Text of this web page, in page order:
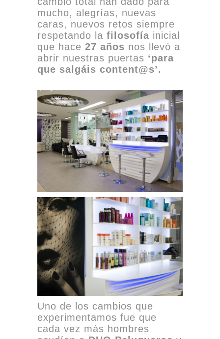
mucho, alegrías, nuevas
caras, nuevos retos siempre
respetando la filosofía inicial
que hace 27 años nos llevó a
abrir nuestras puertas ‘para
que salgáis content@s’.
Uno de los cambios que
experimentamos fue que
cada vez más hombres